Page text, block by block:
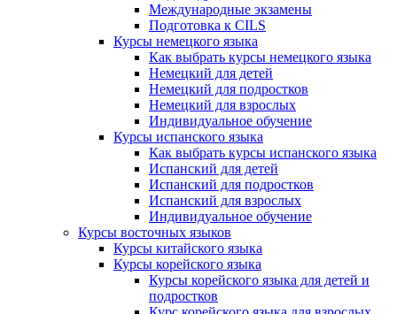
Международные экзамены
Подготовка к CILS
Курсы немецкого языка
Как выбрать курсы немецкого языка
Немецкий для детей
Немецкий для подростков
Немецкий для взрослых
Индивидуальное обучение
Курсы испанского языка
Как выбрать курсы испанского языка
Испанский для детей
Испанский для подростков
Испанский для взрослых
Индивидуальное обучение
Курсы восточных языков
Курсы китайского языка
Курсы корейского языка
Курсы корейского языка для детей и
подростков